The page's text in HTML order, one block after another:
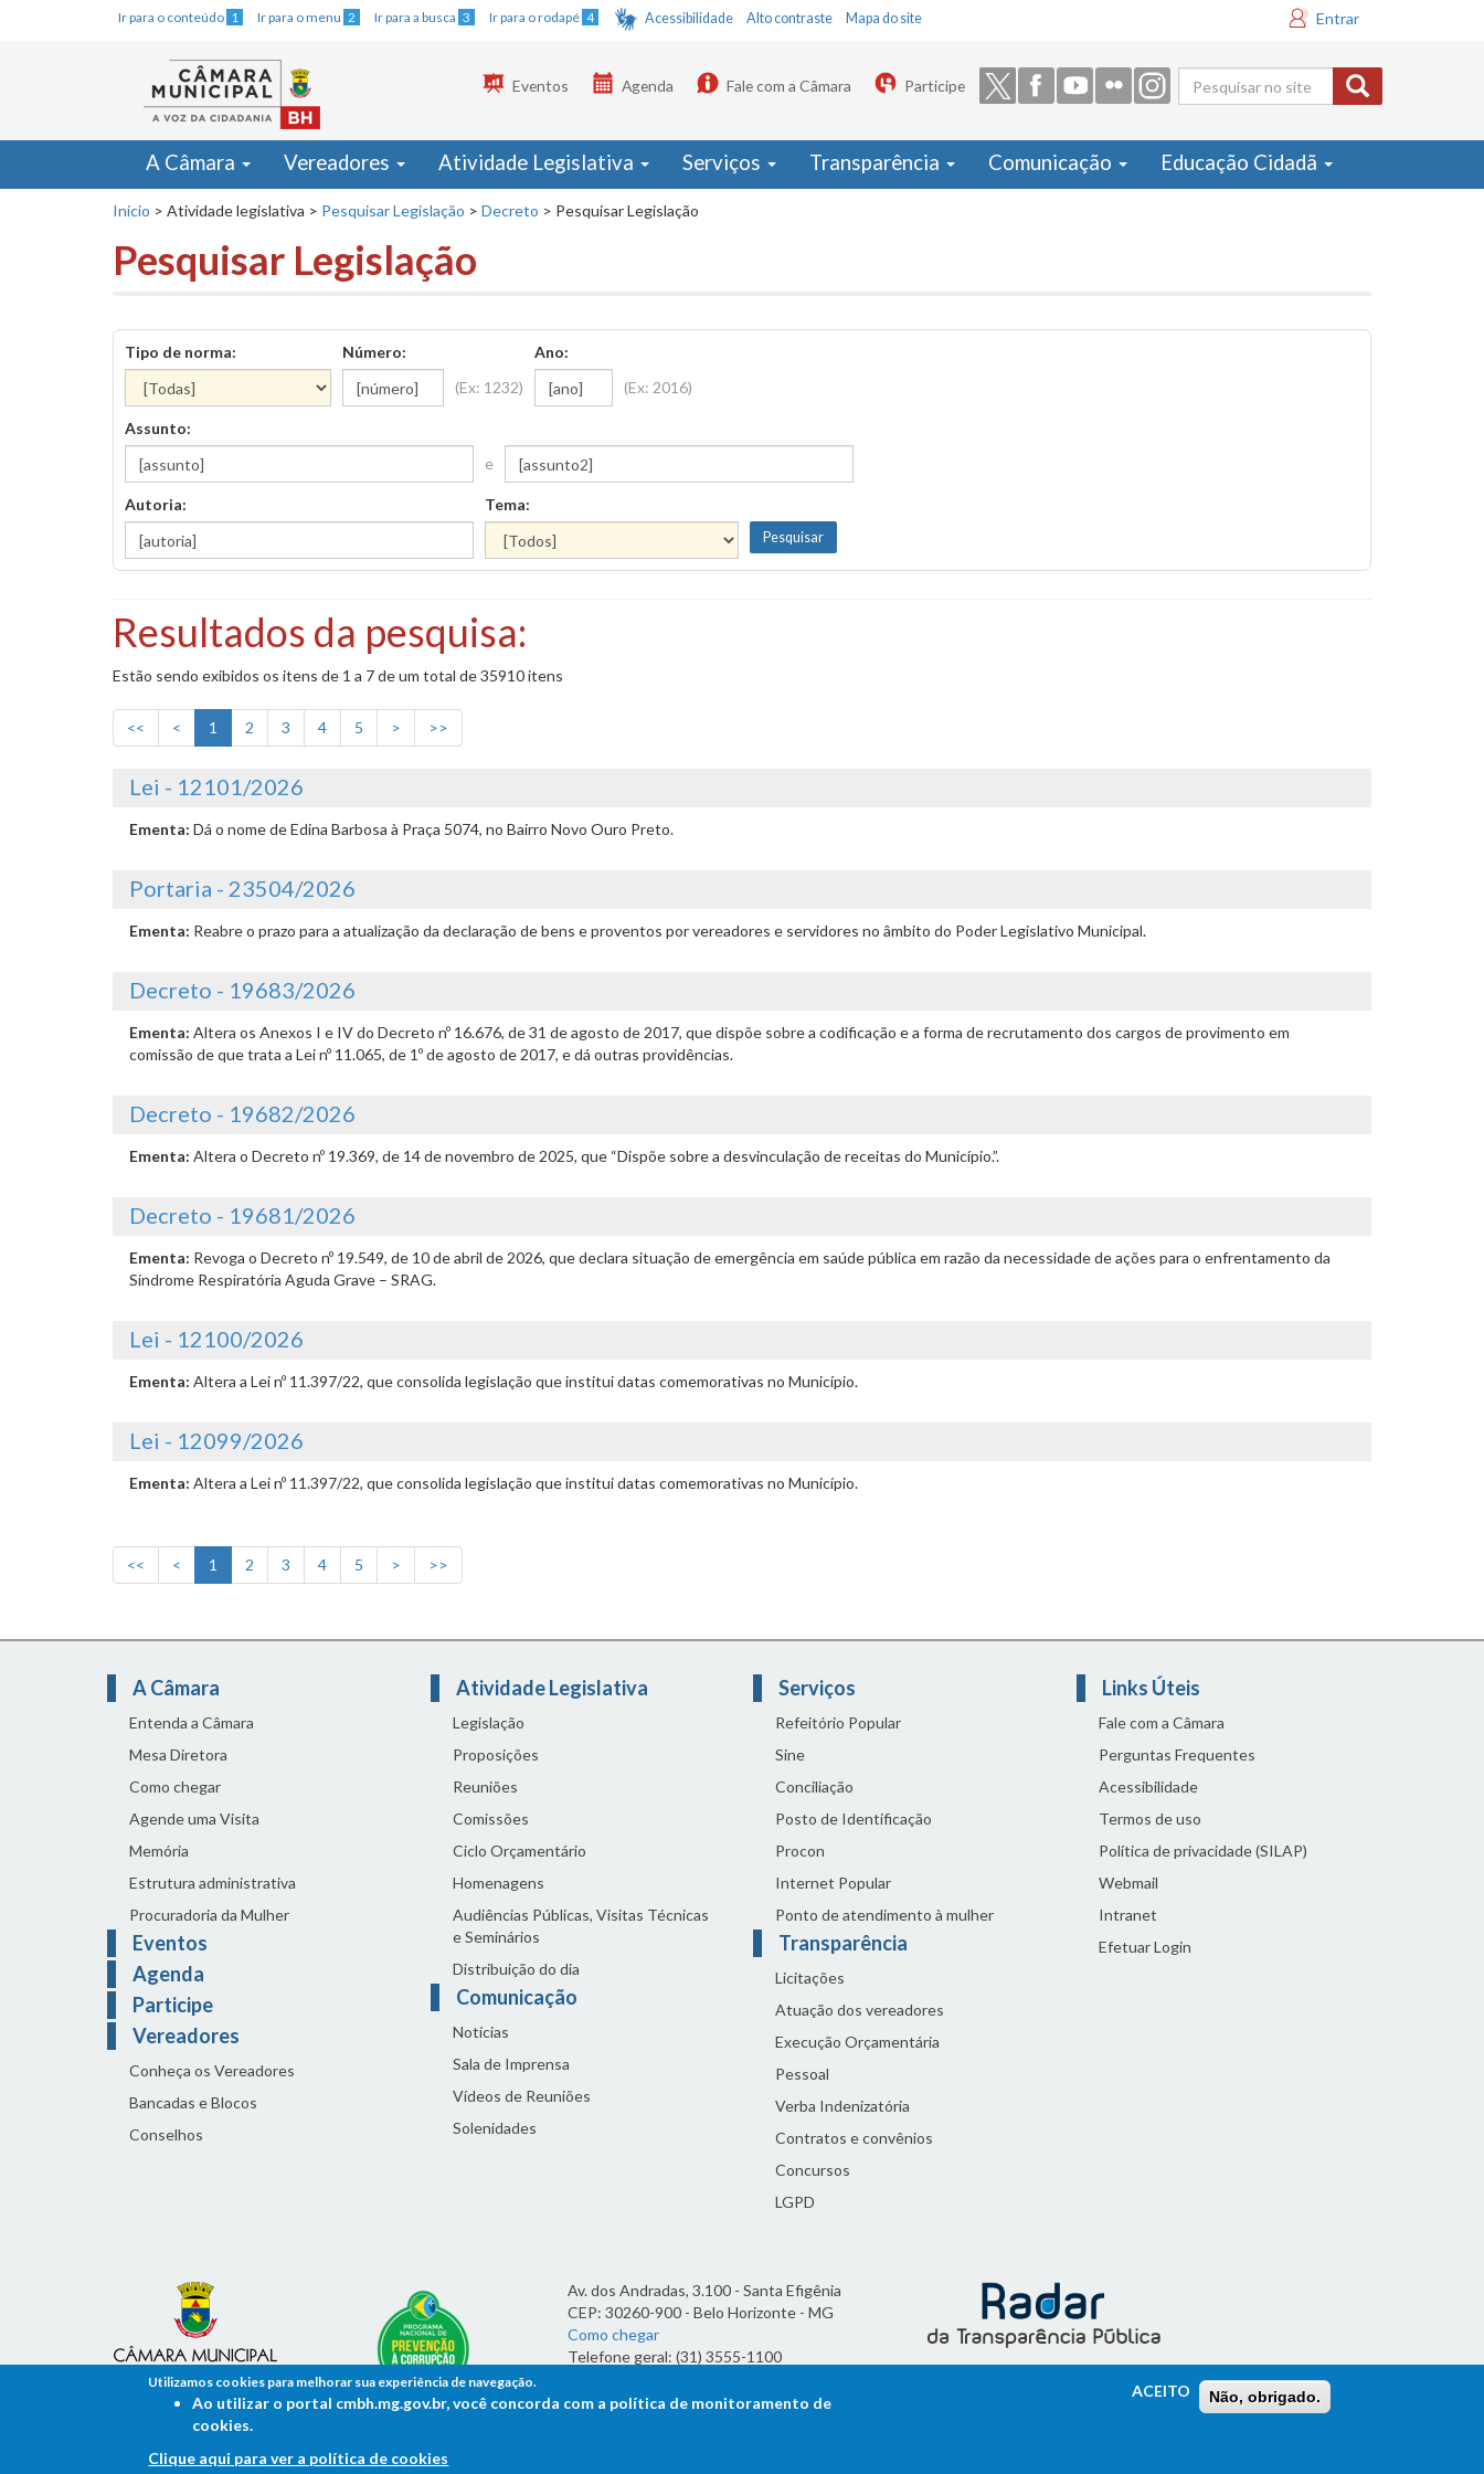
Ir para o conteúdo 1 Ir para o menu 2 Ir para a busca 3 Ir para o rodapé 4 Acessibilidade Alto contraste Mapa do site Entrar
Formulário
de busca
Eventos Agenda Fale com a Câmara Participe
A Câmara Vereadores Atividade Legislativa Serviços Transparência Comunicação Educação Cidadã
Início > Atividade legislativa > Pesquisar Legislação > Decreto > Pesquisar Legislação
Pesquisar Legislação
Tipo de norma:
Número:
(Ex: 1232)
Ano:
(Ex: 2016)
Assunto:
e
Autoria: Tema:
Resultados da pesquisa:
Estão sendo exibidos os itens de 1 a 7 de um total de 35910 itens
<< < 1 2 3 4 5 > >>
Lei - 12101/2026
Ementa: Dá o nome de Edina Barbosa à Praça 5074, no Bairro Novo Ouro Preto.
Portaria - 23504/2026
Ementa: Reabre o prazo para a atualização da declaração de bens e proventos por vereadores e servidores no âmbito do Poder Legislativo Municipal.
Decreto - 19683/2026
Ementa: Altera os Anexos I e IV do Decreto nº 16.676, de 31 de agosto de 2017, que dispõe sobre a codificação e a forma de recrutamento dos cargos de provimento em
comissão de que trata a Lei nº 11.065, de 1º de agosto de 2017, e dá outras providências.
Decreto - 19682/2026
Ementa: Altera o Decreto nº 19.369, de 14 de novembro de 2025, que “Dispõe sobre a desvinculação de receitas do Município.”.
Decreto - 19681/2026
Ementa: Revoga o Decreto nº 19.549, de 10 de abril de 2026, que declara situação de emergência em saúde pública em razão da necessidade de ações para o enfrentamento da
Síndrome Respiratória Aguda Grave – SRAG.
Lei - 12100/2026
Ementa: Altera a Lei nº 11.397/22, que consolida legislação que institui datas comemorativas no Município.
Lei - 12099/2026
Ementa: Altera a Lei nº 11.397/22, que consolida legislação que institui datas comemorativas no Município.
<< < 1 2 3 4 5 > >>
A Câmara
Entenda a Câmara
Mesa Diretora
Como chegar
Agende uma Visita
Memória
Estrutura administrativa
Procuradoria da Mulher
Eventos
Agenda
Participe
Vereadores
Conheça os Vereadores
Bancadas e Blocos
Conselhos
Atividade Legislativa
Legislação
Proposições
Reuniões
Comissões
Ciclo Orçamentário
Homenagens
Audiências Públicas, Visitas Técnicas
e Seminários
Distribuição do dia
Comunicação
Notícias
Sala de Imprensa
Vídeos de Reuniões
Solenidades
Serviços
Refeitório Popular
Sine
Conciliação
Posto de Identificação
Procon
Internet Popular
Ponto de atendimento à mulher
Transparência
Licitações
Atuação dos vereadores
Execução Orçamentária
Pessoal
Verba Indenizatória
Contratos e convênios
Concursos
LGPD
Links Úteis
Fale com a Câmara
Perguntas Frequentes
Acessibilidade
Termos de uso
Política de privacidade (SILAP)
Webmail
Intranet
Efetuar Login
Av. dos Andradas, 3.100 - Santa Efigênia
CEP: 30260-900 - Belo Horizonte - MG
Como chegar
Telefone geral: (31) 3555-1100
7h às 19h
Utilizamos cookies para melhorar sua experiência de navegação.
Ao utilizar o portal cmbh.mg.gov.br, você concorda com a política de monitoramento de
cookies.
Clique aqui para ver a política de cookies
ACEITO Não, obrigado.